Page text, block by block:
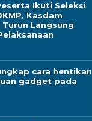
Ikuti Seleksi
Kasdam
Turun Langsung
cara hentikan
gadget pada